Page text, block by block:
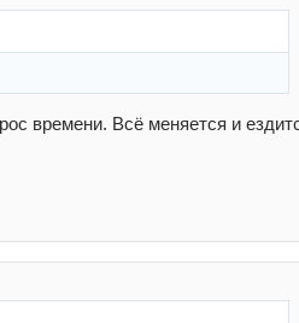
времени. Всё меняется и